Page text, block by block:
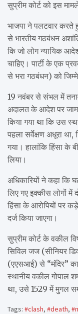
सुप्रीम कोर्ट को इस
भाजपा ने पलटवार करते
से भारतीय गठबंधन
कि जो लोग न्यायिक
चाहिए। पार्टी के एक
से भरा गठबंधन) को
19 नवंबर से संभल में
अदालत के आदेश पर जामा
किया गया था कि उस
पहला सर्वेक्षण अधूरा था,
गया। हालांकि हिंसा के
लिया।
अधिकारियों ने कहा कि
लिए गए इक्कीस लोगों में
हिंसा के आरोपियों पर
दर्ज किया जाएगा।
सुप्रीम कोर्ट के वकील
सिविल जज (सीनियर
(एएसआई) से “मंदिर”
स्थानीय वकील गोपाल
था, उसे 1529 में मुगल
Tags: #clash, #death,